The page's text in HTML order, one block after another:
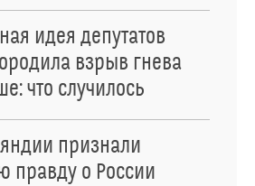
идея депутатов
взрыв гнева
что случилось
признали
правду о России